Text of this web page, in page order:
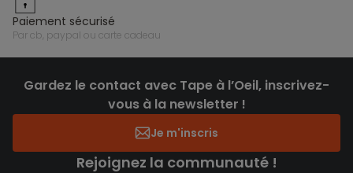
paiement sécurisé
par cb, paypal ou carte cadeau
Gardez le contact avec Tape à l’Oeil, inscrivez-
vous à la newsletter !
Je m'inscris
Rejoignez la communauté !